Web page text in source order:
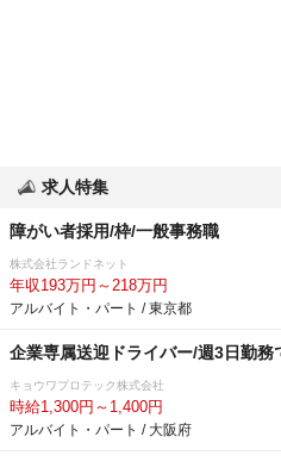
求人特集
障がい者採用/枠/一般事務職
株式会社ランドネット
年収193万円～218万円
アルバイト・パート / 東京都
企業専属送迎ドライバー/週3日勤
キョウワプロテック株式会社
時給1,300円～1,400円
アルバイト・パート / 大阪府